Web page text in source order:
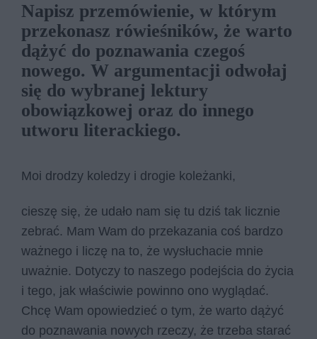
Napisz przemówienie, w którym
przekonasz rówieśników, że warto
dążyć do poznawania czegoś
nowego. W argumentacji odwołaj
się do wybranej lektury
obowiązkowej oraz do innego
utworu literackiego.
Moi drodzy koledzy i drogie koleżanki,
cieszę się, że udało nam się tu dziś tak licznie
zebrać. Mam Wam do przekazania coś bardzo
ważnego i liczę na to, że wysłuchacie mnie
uważnie. Dotyczy to naszego podejścia do życia
i tego, jak właściwie powinno ono wyglądać.
Chcę Wam opowiedzieć o tym, że warto dążyć
do poznawania nowych rzeczy, że trzeba starać